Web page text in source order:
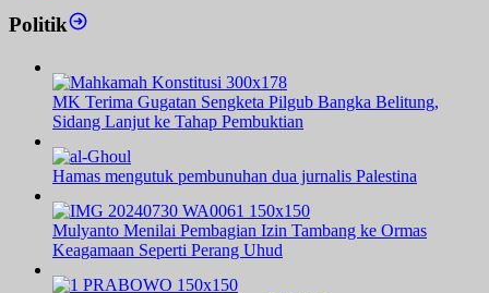
Politik
MK Terima Gugatan Sengketa Pilgub Bangka Belitung,
Sidang Lanjut ke Tahap Pembuktian
Hamas mengutuk pembunuhan dua jurnalis Palestina
Mulyanto Menilai Pembagian Izin Tambang ke Ormas
Keagamaan Seperti Perang Uhud